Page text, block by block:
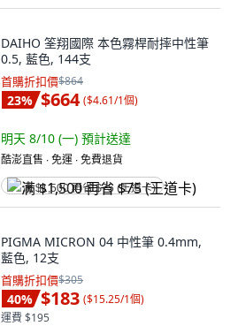
DAIHO 筌翔國際 本色霧桿耐摔中性筆
0.5, 藍色, 144支
首購折扣價$864
23% $664 ($4.61/1個)
明天 8/10 (一) 預計送達
酷澎直售 ∙ 免運 ∙ 免費退貨
满 $1,500 再省 $75 (王道卡)
PIGMA MICRON 04 中性筆 0.4mm,
藍色, 12支
首購折扣價$305
40% $183 ($15.25/1個)
運費 $195